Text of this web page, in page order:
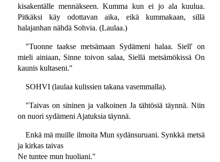
kisakentälle mennäkseen. Kumma kun ei jo ala kuulua.
Pitkäksi käy odottavan aika, eikä kummakaan, sillä
halajanhan nähdä Sohvia. (Laulaa.)
"Tuonne taakse metsämaan Sydämeni halaa. Siell' on
mieli ainiaan, Sinne toivon salaa, Siellä metsämökissä On
kaunis kultaseni."
SOHVI (laulaa kulissien takana vasemmalla).
"Taivas on sininen ja valkoinen Ja tähtösiä täynnä. Niin
on nuori sydämeni Ajatuksia täynnä.
Enkä mä muille ilmoita Mun sydänsuruani. Synkkä metsä
ja kirkas taivas
Ne tuntee mun huoliani."